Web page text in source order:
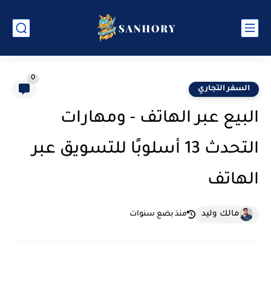
السفر التجاري
0
البيع عبر الهاتف - ومهارات
التحدث 13 أسلوبًا للتسويق عبر
الهاتف
مالك وليد منذ بضع سنوات